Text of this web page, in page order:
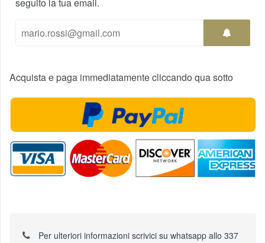
Acquista e paga immediatamente cliccando qua sotto
Per ulteriori informazioni scrivici su whatsapp allo 337